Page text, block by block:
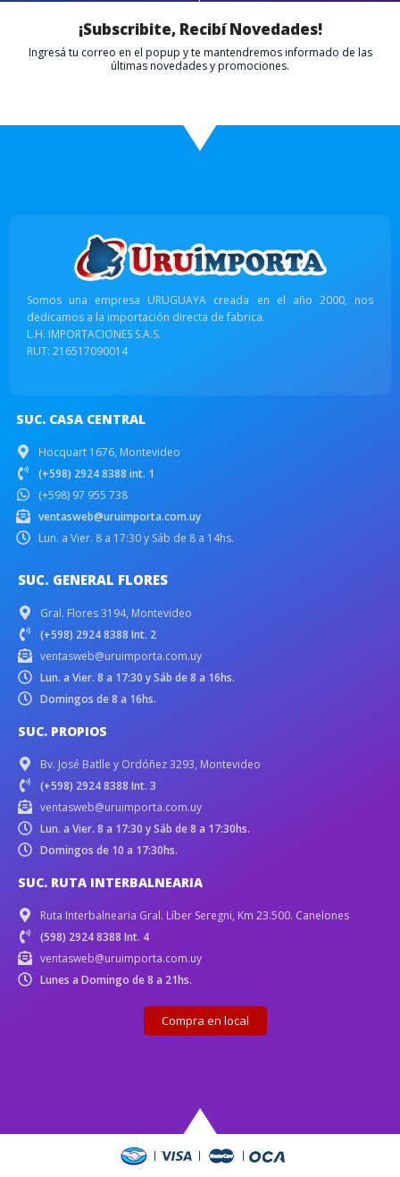
¡Subscribite, Recibí Novedades!
Ingresá tu correo en el popup y te mantendremos informado de las
últimas novedades y promociones.
Somos una empresa URUGUAYA creada en el año 2000, nos
dedicamos a la importación directa de fabrica.
L.H. IMPORTACIONES S.A.S.
RUT: 216517090014
SUC. CASA CENTRAL
Hocquart 1676, Montevideo
(+598) 2924 8388 int. 1
(+598) 97 955 738
ventasweb@uruimporta.com.uy
Lun. a Vier. 8 a 17:30 y Sáb de 8 a 14hs.
SUC. GENERAL FLORES
Gral. Flores 3194, Montevideo
(+598) 2924 8388 Int. 2
ventasweb@uruimporta.com.uy
Lun. a Vier. 8 a 17:30 y Sáb de 8 a 16hs.
Domingos de 8 a 16hs.
SUC. PROPIOS
Bv. José Batlle y Ordóñez 3293, Montevideo
(+598) 2924 8388 Int. 3
ventasweb@uruimporta.com.uy
Lun. a Vier. 8 a 17:30 y Sáb de 8 a 17:30hs.
Domingos de 10 a 17:30hs.
SUC. RUTA INTERBALNEARIA
Ruta Interbalnearia Gral. Líber Seregni, Km 23.500. Canelones
(598) 2924 8388 Int. 4
ventasweb@uruimporta.com.uy
Lunes a Domingo de 8 a 21hs.
Compra en local